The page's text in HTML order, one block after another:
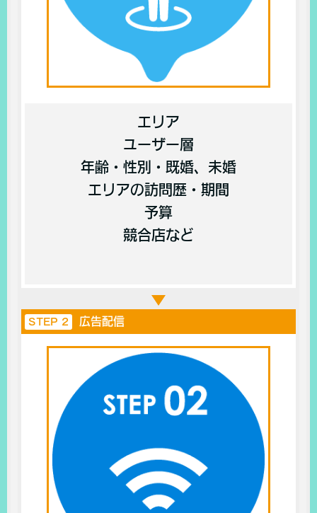
エリア
ユーザー層
年齢・性別・既婚、未婚
エリアの訪問歴・期間
予算
競合店など
STEP 2 広告配信